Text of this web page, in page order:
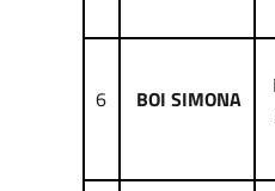
6 BOI SIMONA